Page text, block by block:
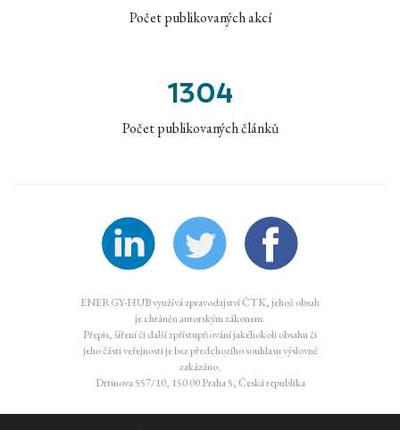
Počet publikovaných akcí
1304
Počet publikovaných článků
ENERGY-HUB využívá zpravodajství ČTK, jehož obsah
je chráněn autorským zákonem.
Přepis, šíření či další zpřístupňování jakéhokoli obsahu či
jeho části veřejnosti je bez předchozího souhlasu výslovně
zakázáno.
Drtinova 557/10, 150 00 Praha 5, Česká republika